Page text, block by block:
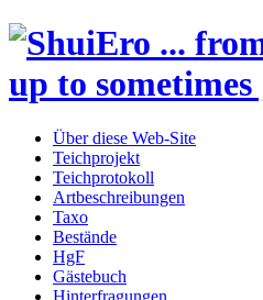
up to
Über diese Web-Site
Teichprojekt
Teichprotokoll
Artbeschreibungen
Taxo
Bestände
HgF
Gästebuch
Hinterfragungen